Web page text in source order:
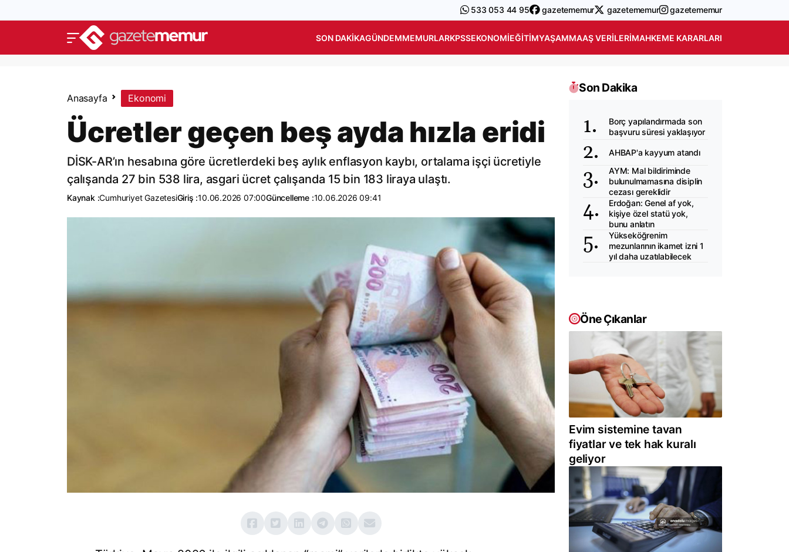
533 053 44 95 gazetememur gazetememur gazetememur
SON DAKIKAGÜNDEMMEMURLARKPSSEKONOMIEĞITIMYAŞAMMAAŞ VERILERIMAHKEME KARARLARI
Anasayfa Ekonomi
Ücretler geçen beş ayda hızla eridi
DİSK-AR’ın hesabına göre ücretlerdeki beş aylık enflasyon kaybı, ortalama işçi ücretiyle
çalışanda 27 bin 538 lira, asgari ücret çalışanda 15 bin 183 liraya ulaştı.
Kaynak :Cumhuriyet GazetesiGiriş :10.06.2026 07:00Güncelleme :10.06.2026 09:41
Son Dakika
Borç yapılandırmada son
başvuru süresi yaklaşıyor
AHBAP'a kayyum atandı
AYM: Mal bildiriminde
bulunulmamasına disiplin
cezası gereklidir
Erdoğan: Genel af yok,
kişiye özel statü yok,
bunu anlatın
Yükseköğrenim
mezunlarının ikamet izni 1
yıl daha uzatılabilecek
Öne Çıkanlar
Evim sistemine tavan
fiyatlar ve tek hak kuralı
geliyor